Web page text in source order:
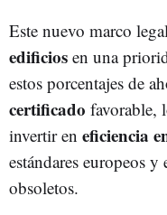
Este nuevo marco
edificios en una
estos porcentajes de
certificado favorable,
invertir en eficiencia
estándares europeos
obsoletos.